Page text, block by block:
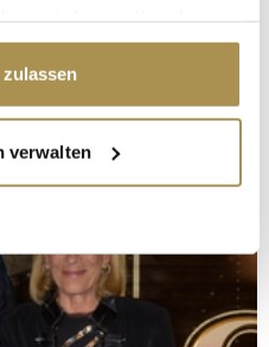
Klicken auf das Privacy
geografische Lage
Meter genau sein
identifizieren
Ihre persönlichen Daten
Sie Ihre Präferenzen im
verwalten